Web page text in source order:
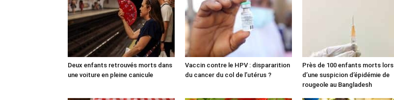
Deux enfants retrouvés morts dans
une voiture en pleine canicule
Vaccin contre le HPV : dispararition
du cancer du col de l’utérus ?
Près de 100 enfants morts lors
d’une suspicion d’épidémie de
rougeole au Bangladesh